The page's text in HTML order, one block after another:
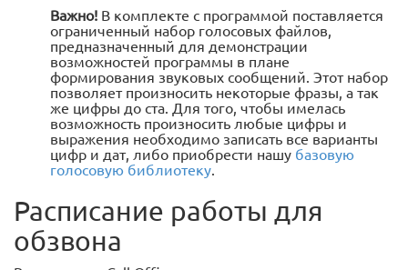
Важно! В комплекте с программой поставляется
ограниченный набор голосовых файлов,
предназначенный для демонстрации
возможностей программы в плане
формирования звуковых сообщений. Этот набор
позволяет произносить некоторые фразы, а так
же цифры до ста. Для того, чтобы имелась
возможность произносить любые цифры и
выражения необходимо записать все варианты
цифр и дат, либо приобрести нашу базовую
голосовую библиотеку
Расписание работы для
обзвона